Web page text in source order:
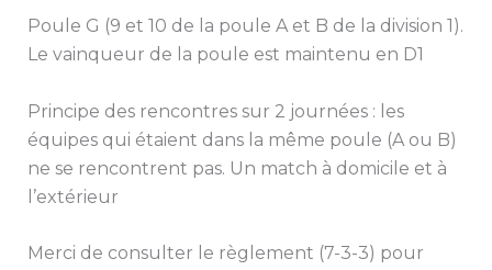
Poule G (9 et 10 de la poule A et B de la division 1).
Le vainqueur de la poule est maintenu en D1
Principe des rencontres sur 2 journées : les
équipes qui étaient dans la même poule (A ou B)
ne se rencontrent pas. Un match à domicile et à
l’extérieur
Merci de consulter le règlement (7-3-3) pour